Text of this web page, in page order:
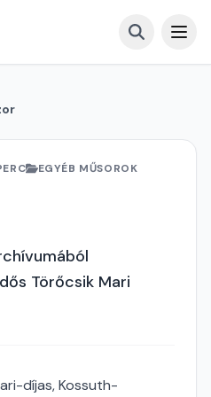
EGYÉB MŰSOROK
Törőcsik Mari
díjas, Kossuth-